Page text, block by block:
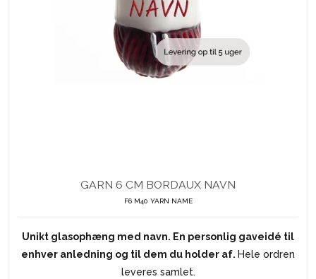
GARN 6 CM BORDAUX NAVN
F6 M40 YARN NAME
Unikt glasophæng med navn. En personlig gaveidé til
enhver anledning og til dem du holder af. Hele ordren
leveres samlet.